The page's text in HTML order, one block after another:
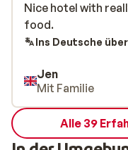
Nice hotel with
food.
Nice hotel with
food.
Ins Deutsche
Jen
Mit Familie
Alle 39